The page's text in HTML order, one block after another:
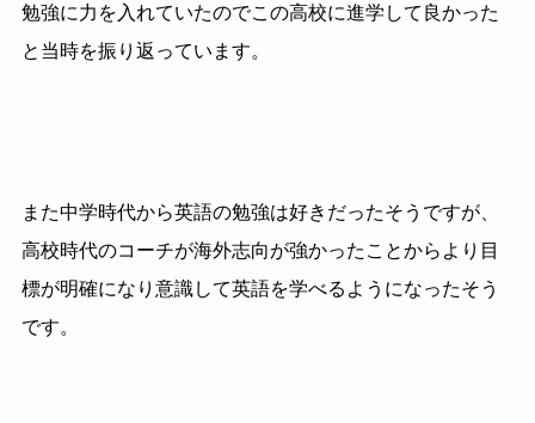
勉強に力を入れていたのでこの高校に進学して良かった
と当時を振り返っています。
また中学時代から英語の勉強は好きだったそうですが、
高校時代のコーチが海外志向が強かったことからより目
標が明確になり意識して英語を学べるようになったそう
です。